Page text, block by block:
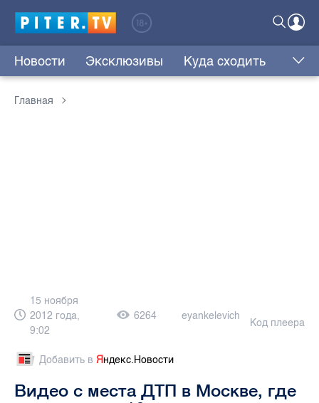
Новости Эксклюзивы Куда сходить
Главная
15 ноября
2012 года,
9:02
6264 eyankelevich
Код плеера
Добавить в Яндекс.Новости
Видео с места ДТП в Москве, где